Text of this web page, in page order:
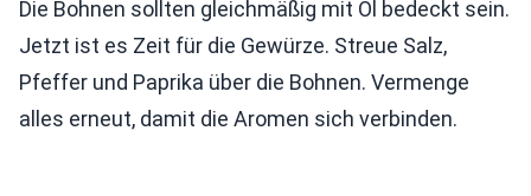
Die Bohnen sollten gleichmäßig mit Öl bedeckt sein.
Jetzt ist es Zeit für die Gewürze. Streue Salz,
Pfeffer und Paprika über die Bohnen. Vermenge
alles erneut, damit die Aromen sich verbinden.